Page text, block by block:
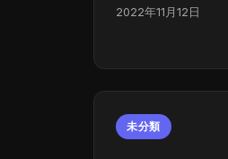
2022年11月12日
未分類